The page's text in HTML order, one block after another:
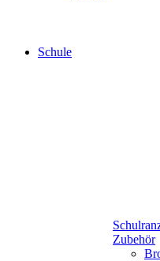
Schule
Zubehör